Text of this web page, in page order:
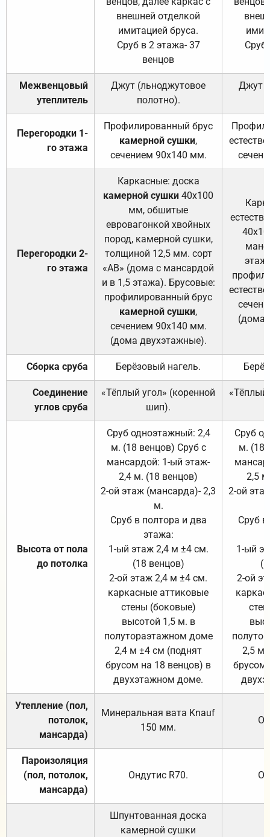
внешней отделкой
имитацией бруса.
Сруб в 2 этажа- 37
венцов
Сруб
Межвенцовый
утеплитель
Джут (льноджутовое
полотно).
Джут
Перегородки 1-
го этажа
Профилированный брус
камерной сушки,
сечением 90х140 мм.
Перегородки 2-
го этажа
Каркасные: доска
камерной сушки 40х100
мм, обшитые
евровагонкой хвойных
пород, камерной сушки,
толщиной 12,5 мм. сорт
«АВ» (дома с мансардой
и в 1,5 этажа). Брусовые:
профилированный брус
камерной сушки,
сечением 90х140 мм.
(дома двухэтажные).
(дома
Сборка сруба Берёзовый нагель.
Соединение
углов сруба
«Тёплый угол» (коренной
шип).
«Тёплый
Высота от пола
до потолка
Сруб одноэтажный: 2,4
м. (18 венцов) Сруб с
мансардой: 1-ый этаж-
2,4 м. (18 венцов)
2-ой этаж (мансарда)- 2,3
м.
Сруб в полтора и два
этажа:
1-ый этаж 2,4 м ±4 см.
(18 венцов)
2-ой этаж 2,4 м ±4 см.
каркасные аттиковые
стены (боковые)
высотой 1,5 м. в
полутораэтажном доме
2,4 м ±4 см (поднят
брусом на 18 венцов) в
двухэтажном доме.
Сруб
м. (18
2,5
2-ой
Сруб
1-ый
2-ой
2,5 м
брусом
Утепление (пол,
потолок,
мансарда)
Минеральная вата Knauf
150 мм.
Пароизоляция
(пол, потолок,
мансарда)
Ондутис R70.
Шпунтованная доска
камерной сушки